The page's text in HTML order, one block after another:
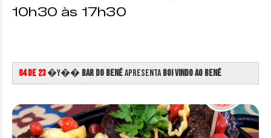
10h30 às 17h30
04 de 23�Y�� Bar do BenéapresentaBoi Vindo ao Bené